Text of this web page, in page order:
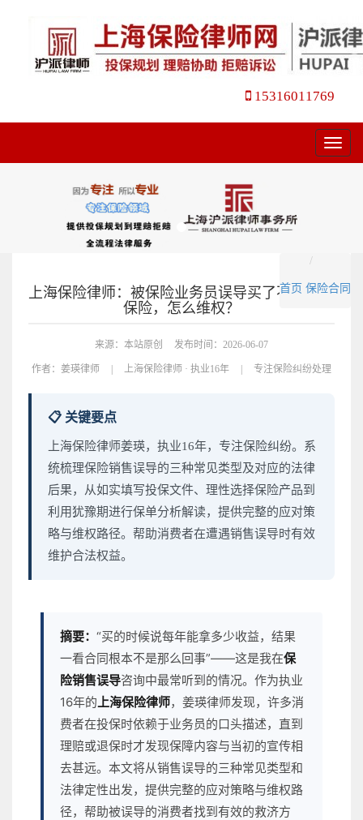
15316011769
菜
单
首页 保险合同
上海保险律师：被保险业务员误导买了不合适的
保险，怎么维权？
来源：本站原创 发布时间：2026-06-07
作者： 姜瑛律师 | 上海保险律师 · 执业16年 | 专注保险纠纷处理
📋 关键要点
上海保险律师姜瑛，执业16年，专注保险纠纷。系
统梳理保险销售误导的三种常见类型及对应的法律
后果，从如实填写投保文件、理性选择保险产品到
利用犹豫期进行保单分析解读，提供完整的应对策
略与维权路径。帮助消费者在遭遇销售误导时有效
维护合法权益。
摘要： “买的时候说每年能拿多少收益，结果
一看合同根本不是那么回事”——这是我在保
险销售误导咨询中最常听到的情况。作为执业
16年的上海保险律师，姜瑛律师发现，许多消
费者在投保时依赖于业务员的口头描述，直到
理赔或退保时才发现保障内容与当初的宣传相
去甚远。本文将从销售误导的三种常见类型和
法律定性出发，提供完整的应对策略与维权路
径，帮助被误导的消费者找到有效的救济方